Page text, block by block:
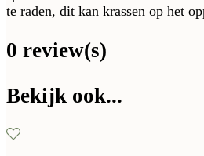
te raden, dit kan krassen op het
0 review(s)
Bekijk ook...